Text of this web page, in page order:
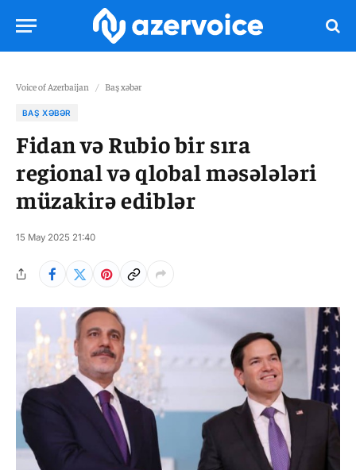
Voice of Azerbaijan / Baş xəbər
BAŞ XƏBƏR
Fidan və Rubio bir sıra
regional və qlobal məsələləri
müzakirə ediblər
15 May 2025 21:40